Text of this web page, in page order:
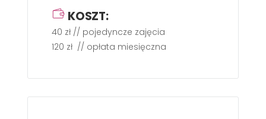
KOSZT:
40 zł // pojedyncze zajęcia
120 zł // opłata miesięczna